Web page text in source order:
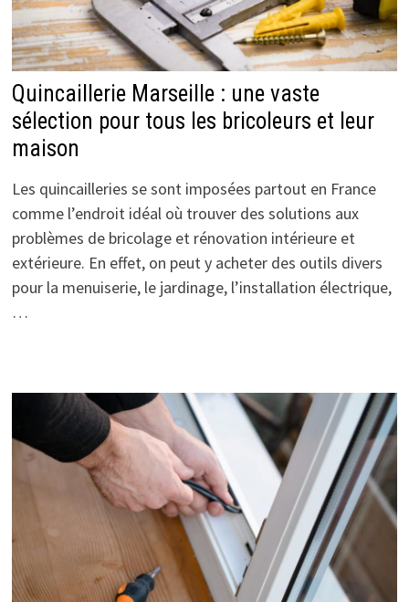
Quincaillerie Marseille : une vaste
sélection pour tous les bricoleurs et leur
maison
Les quincailleries se sont imposées partout en France
comme l’endroit idéal où trouver des solutions aux
problèmes de bricolage et rénovation intérieure et
extérieure. En effet, on peut y acheter des outils divers
pour la menuiserie, le jardinage, l’installation électrique,
…